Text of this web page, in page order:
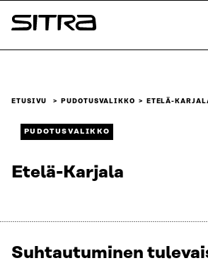
Siirry
suoraan
Sitra
ETUSIVU PUDOTUSVALIKKO ETELÄ-
PUDOTUSVALIKKO
Etelä-Karjala
Suhtautuminen